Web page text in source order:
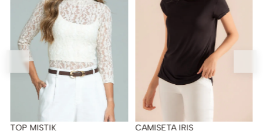
TOP MISTIK CAMISETA IRIS